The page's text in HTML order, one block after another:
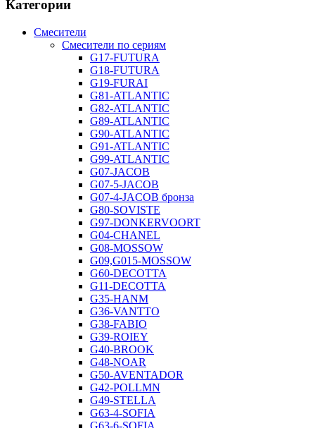
Категории
Смесители
Смесители по сериям
G17-FUTURA
G18-FUTURA
G19-FURAI
G81-ATLANTIC
G82-ATLANTIC
G89-ATLANTIC
G90-ATLANTIC
G91-ATLANTIC
G99-ATLANTIC
G07-JACOB
G07-5-JACOB
G07-4-JACOB бронза
G80-SOVISTE
G97-DONKERVOORT
G04-CHANEL
G08-MOSSOW
G09,G015-MOSSOW
G60-DECOTTA
G11-DECOTTA
G35-HANM
G36-VANTTO
G38-FABIO
G39-ROIEY
G40-BROOK
G48-NOAR
G50-AVENTADOR
G42-POLLMN
G49-STELLA
G63-4-SOFIA